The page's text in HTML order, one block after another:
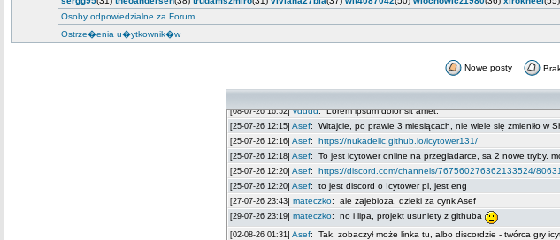
Osoby odpowiedzialne za Forum
Ostrze�enia u�ytkownik�w
Nowe posty